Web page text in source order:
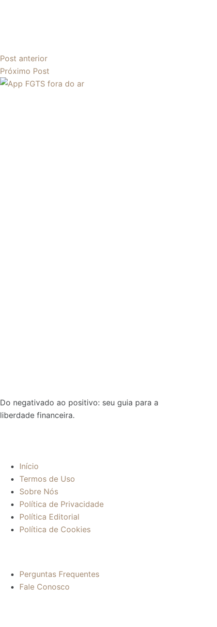
Post anterior
Próximo Post
Do negativado ao positivo: seu guia para a
liberdade financeira.
Início
Termos de Uso
Sobre Nós
Política de Privacidade
Política Editorial
Política de Cookies
Perguntas Frequentes
Fale Conosco